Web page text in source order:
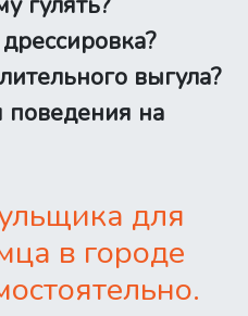
выгула?
на
для
в городе